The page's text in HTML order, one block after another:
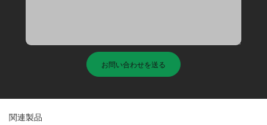
お問い合わせを送る
関連製品